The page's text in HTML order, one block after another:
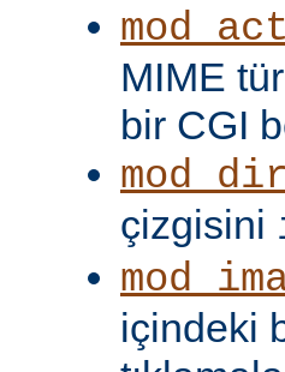
MIME
bir CGI
mod_dir
çizgisini
içindeki